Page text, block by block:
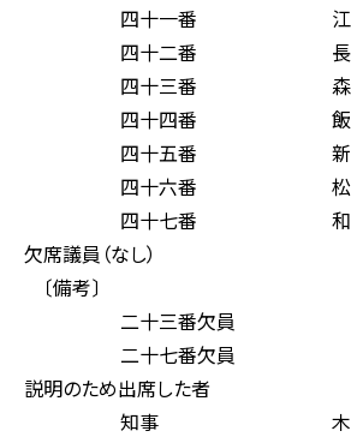
四十一番
四十二番
四十三番
四十四番
四十五番
四十六番
四十七番
欠席議員（なし）
〔備考〕
二十三番欠員
二十七番欠員
説明のため出席した者
知事 木